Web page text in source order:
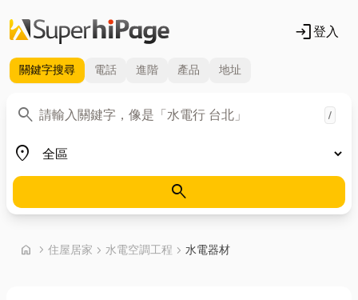
login登入
關鍵字搜尋 電話 進階 產品 地址
search
關鍵字 /
place
地區
search
home chevron_right 首頁
住屋居家 chevron_right 水電空調工程 chevron_right 水電器材